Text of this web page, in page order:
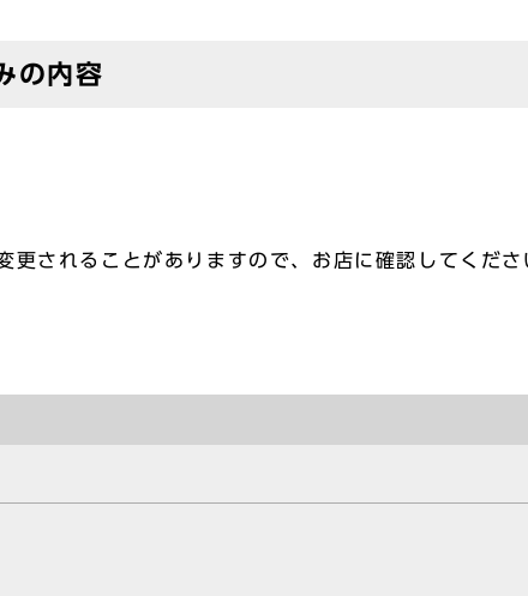
の内容
更されることがありますので、お店に確認してくだ